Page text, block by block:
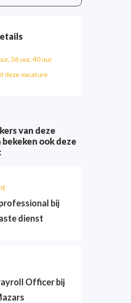
36 uur 40 uur
deze vacature
van deze
bekeken ook deze
bij
dienst
Officer bij